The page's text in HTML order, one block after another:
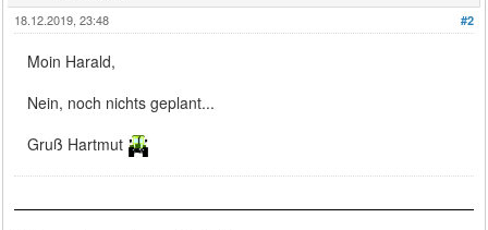
#2
18.12.2019, 23:48
Moin Harald,
Nein, noch nichts geplant...
Gruß Hartmut